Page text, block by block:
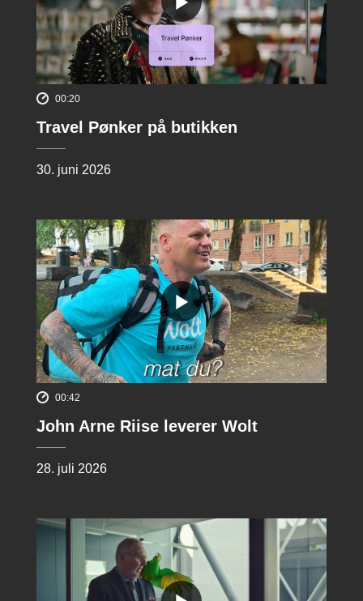
00:20
Travel Pønker på butikken
30. juni 2026
00:42
John Arne Riise leverer Wolt
28. juli 2026